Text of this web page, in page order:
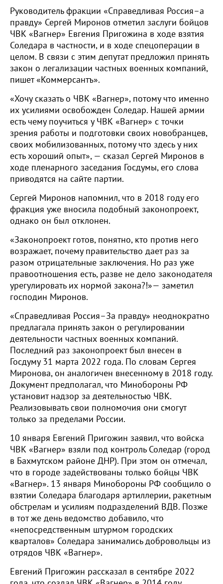
Руководитель фракции «Справедливая Россия–а
правду» Сергей Миронов отметил заслуги бойцов
ЧВК «Вагнер» Евгения Пригожина в ходе взятия
Соледара в частности, и в ходе спецоперации в
целом. В связи с этим депутат предложил принять
закон о легализации частных военных компаний,
пишет «Коммерсантъ».
«Хочу сказать о ЧВК «Вагнер», потому что именно
их усилиями освобожден Соледар. Нашей армии
есть чему поучиться у ЧВК «Вагнер» с точки
зрения работы и подготовки своих новобранцев,
своих мобилизованных, потому что здесь у них
есть хороший опыт», — cказал Сергей Миронов в
ходе пленарного заседания Госдумы, его слова
приводятся на сайте партии.
Сергей Миронов напомнил, что в 2018 году его
фракция уже вносила подобный законопроект,
однако он был отклонен.
«Законопроект готов, понятно, кто против него
возражает, почему правительство дает раз за
разом отрицательные заключения. Но раз уже
правоотношения есть, разве не дело законодателя
урегулировать их нормой закона?!»— заметил
господин Миронов.
«Справедливая Россия–За правду» неоднократно
предлагала принять закон о регулировании
деятельности частных военных компаний.
Последний раз законопроект был внесен в
Госдуму 31 марта 2022 года. По словам Сергея
Миронова, он аналогичен внесенному в 2018 году.
Документ предполагал, что Минобороны РФ
установит надзор за деятельностью ЧВК.
Реализовывать свои полномочия они смогут
только за пределами России.
10 января Евгений Пригожин заявил, что войска
ЧВК «Вагнер» взяли под контроль Соледар (город
в Бахмутском районе ДНР). При этом он отмечал,
что в городе задействованы только бойцы ЧВК
«Вагнер». 13 января Минобороны РФ сообщило о
взятии Соледара благодаря артиллерии, ракетным
обстрелам и усилиям подразделений ВДВ. Позже
в тот же день ведомство добавило, что
«непосредственным штурмом городских
кварталов» Соледара занимались добровольцы из
отрядов ЧВК «Вагнер».
Евгений Пригожин рассказал в сентябре 2022